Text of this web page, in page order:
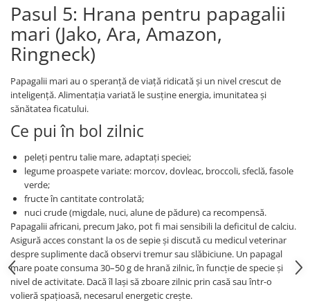
Pasul 5: Hrana pentru papagalii
mari (Jako, Ara, Amazon,
Ringneck)
Papagalii mari au o speranță de viață ridicată și un nivel crescut de
inteligență. Alimentația variată le susține energia, imunitatea și
sănătatea ficatului.
Ce pui în bol zilnic
peleți pentru talie mare, adaptați speciei;
legume proaspete variate: morcov, dovleac, broccoli, sfeclă, fasole
verde;
fructe în cantitate controlată;
nuci crude (migdale, nuci, alune de pădure) ca recompensă.
Papagalii africani, precum Jako, pot fi mai sensibili la deficitul de calciu.
Asigură acces constant la os de sepie și discută cu medicul veterinar
despre suplimente dacă observi tremur sau slăbiciune. Un papagal
mare poate consuma 30–50 g de hrană zilnic, în funcție de specie și
nivel de activitate. Dacă îl lași să zboare zilnic prin casă sau într-o
volieră spațioasă, necesarul energetic crește.